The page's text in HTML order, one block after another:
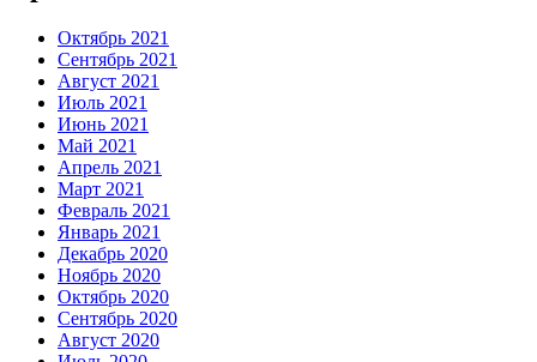
Октябрь 2021
Сентябрь 2021
Август 2021
Июль 2021
Июнь 2021
Май 2021
Апрель 2021
Март 2021
Февраль 2021
Январь 2021
Декабрь 2020
Ноябрь 2020
Октябрь 2020
Сентябрь 2020
Август 2020